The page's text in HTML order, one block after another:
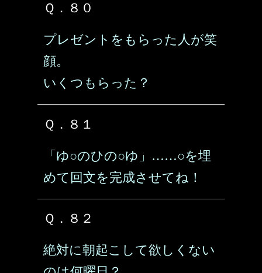
Ｑ．８０
プレゼントをもらった人が笑
顔。
いくつもらった？
Ｑ．８１
「ゆ○のひの○ゆ」……○を埋
めて回文を完成させてね！
Ｑ．８２
絶対に朝起こして欲しくない